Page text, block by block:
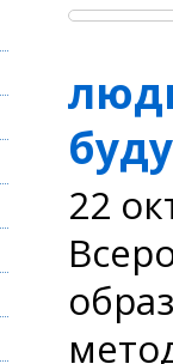
22